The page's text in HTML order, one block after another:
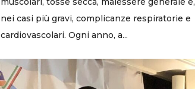
nei casi più gravi, complicanze respiratorie e
cardiovascolari. Ogni anno, a...